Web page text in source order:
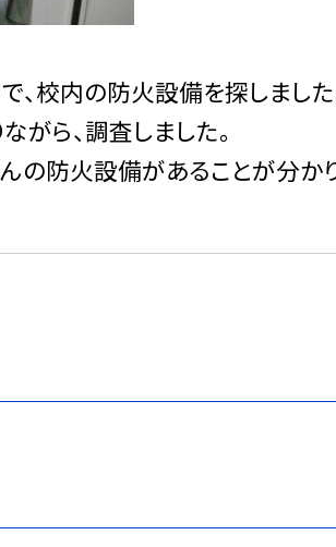
校内の防火設備を探しました
がら、調査しました。
の防火設備があることが分か